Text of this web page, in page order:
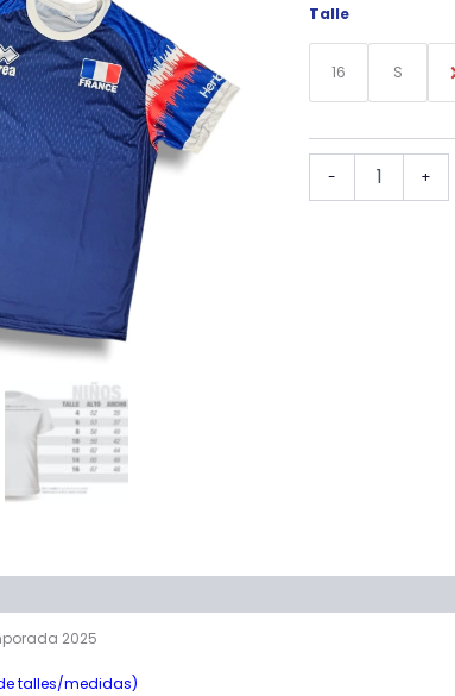
Talle
16 S
- +
2025
de talles/medidas)